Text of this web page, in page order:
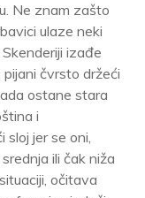
Ne znam zašto
ulaze neki
izađe
čvrsto držeći
ostane stara
i
sloj jer se oni,
ili čak niža
očitava